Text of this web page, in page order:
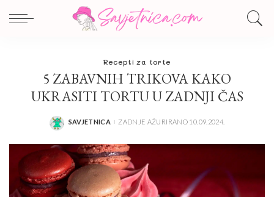
Recepti za torte
5 ZABAVNIH TRIKOVA KAKO
UKRASITI TORTU U ZADNJI ČAS
POSTED
SAVJETNICA ZADNJE AŽURIRANO 10.09.2024.